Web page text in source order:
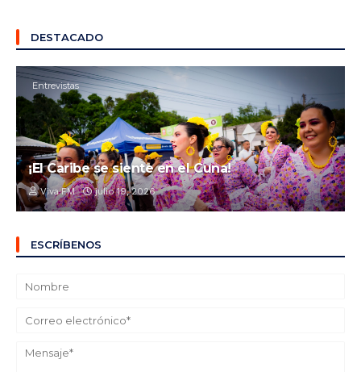
DESTACADO
Entrevistas
¡El Caribe se siente en el Cuna!
Viva FM julio 19, 2026
ESCRÍBENOS